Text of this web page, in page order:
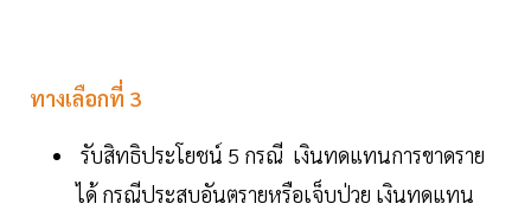
ทางเลือกที่ 3
รับสิทธิประโยชน์ 5 กรณี เงินทดแทนการขาดราย
ได้ กรณีประสบอันตรายหรือเจ็บป่วย เงินทดแทน